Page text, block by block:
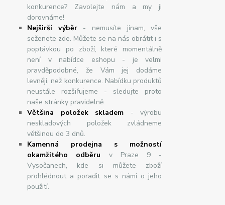
konkurence? Zavolejte nám a my ji
dorovnáme!
Nejširšívýběr- nemusíte jinam, vše
seženete zde. Můžete se na nás obrátit i s
poptávkou po zboží, které momentálně
není v nabídce eshopu - je velmi
pravděpodobné, že Vám jej dodáme
levněji, než konkurence. Nabídku produktů
neustále rozšiřujeme - sledujte proto
naše stránky pravidelně.
Většina položek skladem - výrobu
neskladových položek zvládneme
většinou do 3 dnů.
Kamenná prodejna s možností
okamžitého odběru v Praze 9 -
Vysočanech, kde si můžete zboží
prohlédnout a poradit se s námi o jeho
použití.